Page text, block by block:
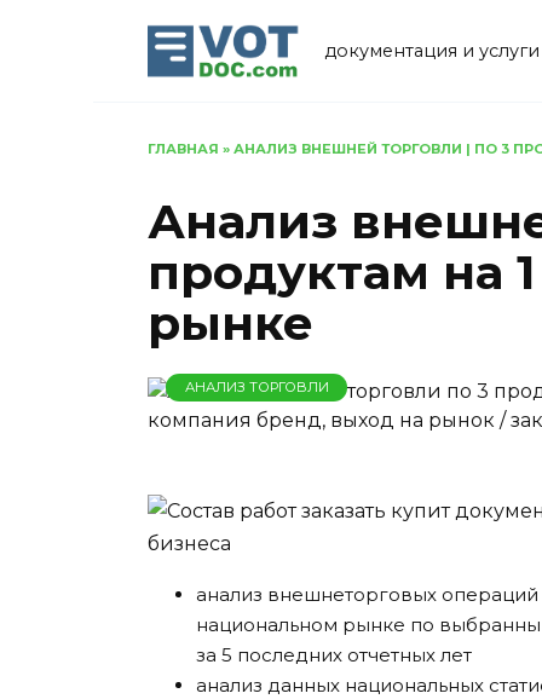
документация и
ГЛАВНАЯ » АНАЛИЗ ВНЕШНЕЙ ТОРГОВЛИ | ПО 3
Анализ
продуктам на
рынке
АНАЛИЗ ТОРГОВЛИ
анализ внешнеторговых
национальном рынке по
за 5 последних отчетных лет
анализ данных национальных